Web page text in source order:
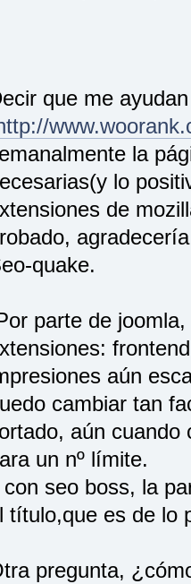
que me
la
lo
de
quake.
parte de
aún
cambiar tan
aún cuando
un nº límite.
seo boss, la
título,que es de lo
pregunta,